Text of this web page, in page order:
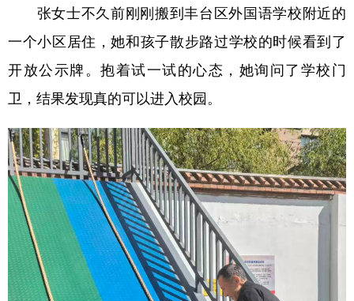
张女士不久前刚刚搬到丰台区外国语学校附近的
一个小区居住，她和孩子散步路过学校的时候看到了
开放公示牌。抱着试一试的心态，她询问了学校门
卫，结果发现真的可以进入校园。